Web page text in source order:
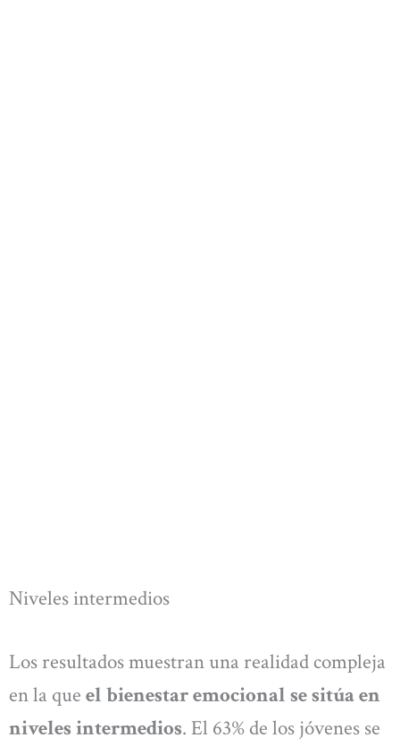
Niveles intermedios
Los resultados muestran una realidad compleja
en la que el bienestar emocional se sitúa en
niveles intermedios. El 63% de los jóvenes se